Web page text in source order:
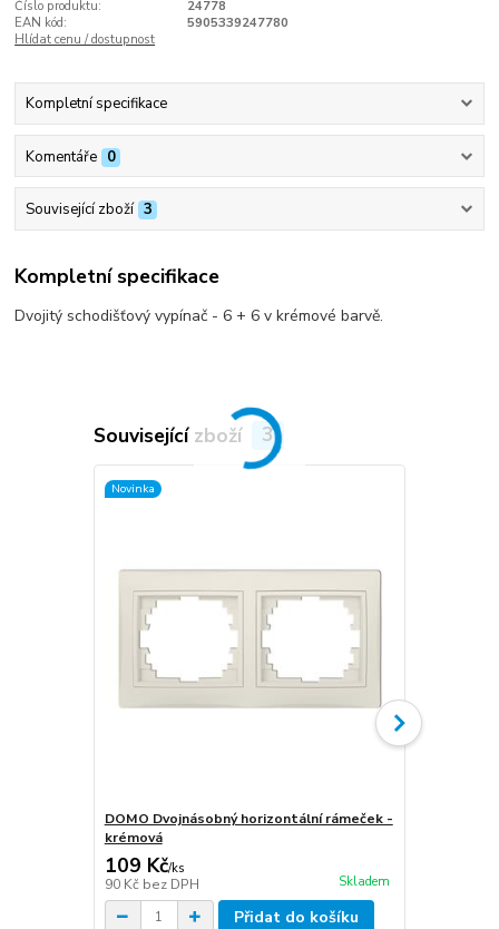
Číslo produktu:
24778
EAN kód:
5905339247780
Hlídat cenu / dostupnost
Kompletní specifikace
Komentáře 0
Související zboží 3
Kompletní specifikace
Dvojitý schodišťový vypínač - 6 + 6 v krémové barvě.
Související zboží 3
Novinka
DOMO Dvojnásobný horizontální rámeček -
krémová
109 Kč/ks
90 Kč bez DPH Skladem
Přidat do košíku